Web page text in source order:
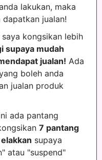
lakukan, maka
jualan!
kongsikan lebih
supaya mudah
jualan! Ada
boleh anda
jualan produk
ada pantang
7 pantang
supaya
atau "suspend"